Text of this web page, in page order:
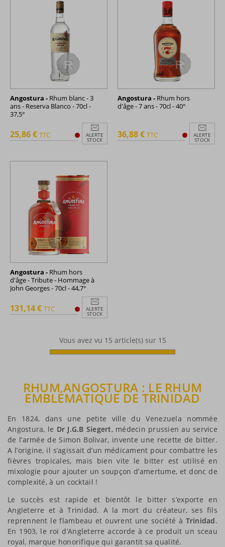
Angostura - Rhum blanc - 3
ans - Reserva Blanco - 70cl -
37,5°
ALERTE
STOCK
25,86 € TTC
Angostura - Rhum hors
d'âge - 7 ans - 70cl - 40°
ALERTE
STOCK
36,88 € TTC
Angostura - Rhum hors
d'âge - Tribute - Hommage à
John Georges - 70cl - 44,7°
ALERTE
STOCK
131,14 € TTC
Vous avez vu 15 article(s) sur 15
RHUM ANGOSTURA : LE RHUM
EMBLÉMATIQUE DE TRINIDAD
En 1824, dans une petite ville du Venezuela nommée
Angostura, le Dr J.G.B Siegert, médecin prussien au service
de l’armée de Simon Bolivar, invente une recette de bitter.
A l’origine, il s’agissait d’un médicament pour combattre les
fièvres tropicales, mais bien vite le bitter est utilisé en
mixologie pour ajouter un soupçon d’amertume, et donc de
complexité, à un cocktail !
Le succès est rapide et bientôt le bitter s’exporte en
Angleterre et à Trinidad. A la mort du créateur, ses fils
reprennent le flambeau et ouvrent une société à Trinidad.
En 1903, le roi d’Angleterre accorde à ce produit un sceau
royal, marque honorifique qui garantit sa qualité.